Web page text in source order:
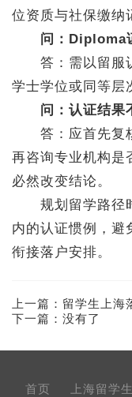
位资质与社保缴纳
问：Diploma
答：需以留服认
学士学位或同等层
问：认证结果
答：应首先复核
再咨询专业机构是
必然改变结论。
规划留学路径时
内的认证惯例，避
衔接落户安排。
上一篇： 留学生上海
下一篇：没有了
首页 上海留学